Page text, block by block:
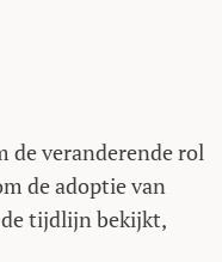
de veranderende rol
de adoptie van
de tijdlijn bekijkt,